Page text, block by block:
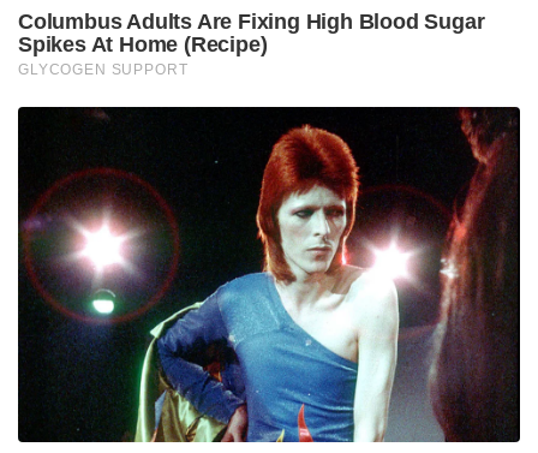
ബംഗളൂരുവിലും ഉള്ള അക്കൗണ്ടുകളാണ് മരവിപ്പിച്ചത്.
12 അക്കൗണ്ടുകളിലായി 8.36 കോടി രൂപയാണ്
ഉണ്ടായിരുന്നത്.
ഇ.ഡി പരിശോധനയിൽ പിണറായി വിജയന്റെ വീട്ടിൽ
നിന്നും വീണയുടെ പേരിലുള്ള സ്ഥിരനിക്ഷേപങ്ങളുടെ
ഉൾപ്പെടെ രേഖകൾ പിടിച്ചെടുത്തിരുന്നു. റെയ്ഡിനിടെ
തിരുവനന്തപുരത്തെ വീട്ടിൽ നിന്ന് കണ്ടെടുത്ത ബാങ്ക്
നിക്ഷേപങ്ങളുടെ രേഖകൾ വിശദമായി പരിശോധിച്ച
ശേഷമാണ് ഇ.ഡി ഈ നടപടിയിലേക്ക് കടന്നത്.
കണ്ണൂരിലെ പിണറായി വിജയന്റെ വീട്, കോഴിക്കോട്ടെ
മന്ത്രി മുഹമ്മദ് റിയാസിന്റെ മാതാപിതാക്കളുടെ വീട്,
സി.എം.ആർ.എൽ ഓഫീസുകൾ, എക്സാലോജിക്
കമ്പനിയുമായി ബന്ധപ്പെട്ട ബംഗളൂരുവിലെ
കേന്ദ്രങ്ങൾ എന്നിവിടങ്ങളിലാണ് ഇന്ന് ഇ.ഡി സംഘം